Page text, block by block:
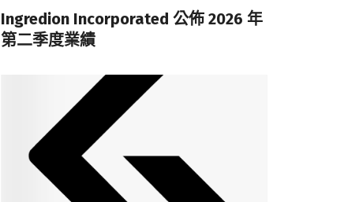
Ingredion Incorporated 公佈 2026 年
第二季度業績